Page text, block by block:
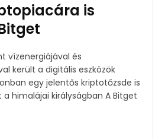
is
vízenergiájával és
került a digitális eszközök
egy jelentős kriptotőzsde is
királyságban A Bitget